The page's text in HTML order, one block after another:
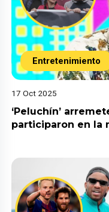
Entretenimiento
17 Oct 2025
‘Peluchín’
participaron en la